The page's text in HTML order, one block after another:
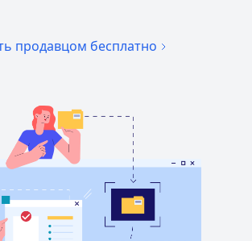
продавцом бесплатно